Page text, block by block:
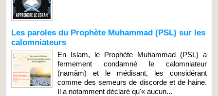
Les paroles du Prophète Muhammad (PSL) sur les
calomniateurs
En Islam, le Prophète Muhammad (PSL) a
fermement condamné le calomniateur
(namâm) et le médisant, les considérant
comme des semeurs de discorde et de haine.
Il a notamment déclaré qu'« aucun...